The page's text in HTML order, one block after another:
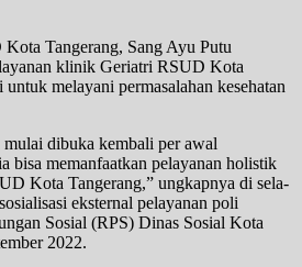
Tangerang, Sang Ayu Putu
klinik Geriatri RSUD Kota
melayani permasalahan kesehatan
mulai dibuka kembali per awal
bisa memanfaatkan pelayanan holistik
Kota Tangerang,” ungkapnya di sela-
eksternal pelayanan poli
Sosial (RPS) Dinas Sosial Kota
2022.